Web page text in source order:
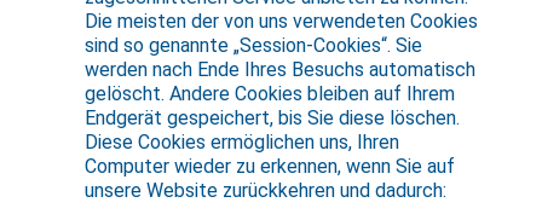
Die meisten der von uns verwendeten Cookies
sind so genannte „Session-Cookies“. Sie
werden nach Ende Ihres Besuchs automatisch
gelöscht. Andere Cookies bleiben auf Ihrem
Endgerät gespeichert, bis Sie diese löschen.
Diese Cookies ermöglichen uns, Ihren
Computer wieder zu erkennen, wenn Sie auf
unsere Website zurückkehren und dadurch: